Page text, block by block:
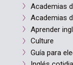
Academias
Academias
Aprender
Culture
Guía para